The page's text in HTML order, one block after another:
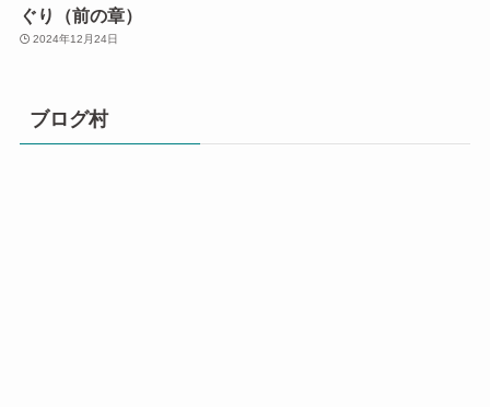
ぐり（前の章）
2024年12月24日
ブログ村